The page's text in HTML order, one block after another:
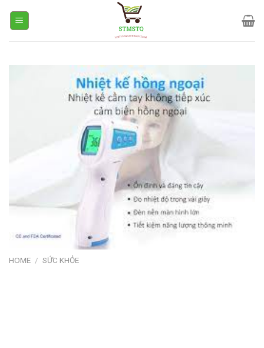
HOME / SỨC KHỎE